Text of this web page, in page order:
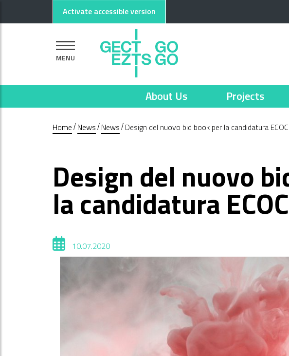
Activate accessible version
MENU
About Us Projects
Home News News Design del nuovo bid book per la candidatura
Design del nuovo
la candidatura
10.07.2020